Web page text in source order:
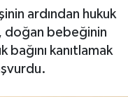
ardından hukuk
doğan bebeğinin
bağını kanıtlamak